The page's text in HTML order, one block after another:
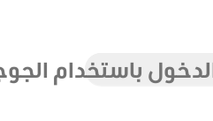
باستخدام الجوجل